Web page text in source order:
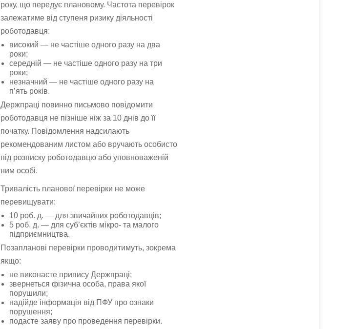
року, що передує плановому. Частота перевірок
залежатиме від ступеня ризику діяльності
роботодавця:
високий — не частіше одного разу на два
роки;
середній — не частіше одного разу на три
роки;
незначний — не частіше одного разу на
п’ять років.
Держпраці повинно письмово повідомити
роботодавця не пізніше ніж за 10 днів до її
початку. Повідомлення надсилають
рекомендованим листом або вручають особисто
під розписку роботодавцю або уповноваженій
ним особі.
Тривалість планової перевірки не може
перевищувати:
10 роб. д. — для звичайних роботодавців;
5 роб. д. — для суб’єктів мікро- та малого
підприємництва.
Позапланові перевірки проводитимуть, зокрема
якщо:
не виконаєте припису Держпраці;
звернеться фізична особа, права якої
порушили;
надійде інформація від ПФУ про ознаки
порушення;
подасте заяву про проведення перевірки.